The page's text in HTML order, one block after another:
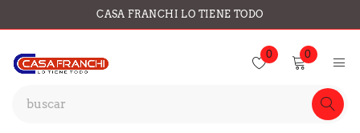
CASA FRANCHI LO TIENE TODO
0 0